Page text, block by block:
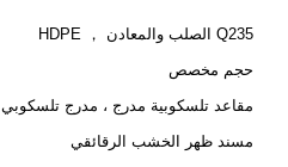
Q235 الصلب والمعادن ， HDPE
حجم مخصص
مقاعد تلسكوبية مدرج ، مدرج تلسكوبي
مسند ظهر الخشب الرقائقي